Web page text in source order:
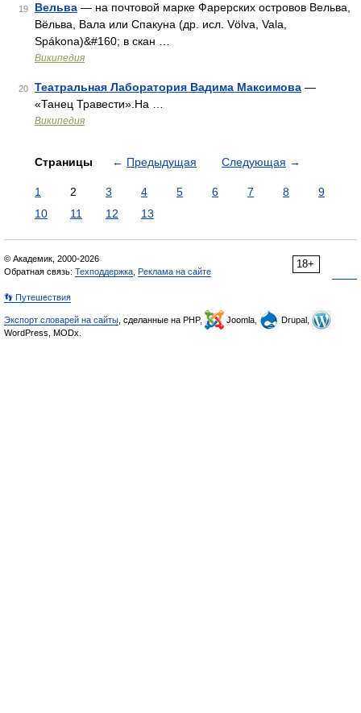
19 Вельва — на почтовой марке Фарерских островов Вельва,
Вёльва, Вала или Спакуна (др. исл. Völva, Vala,
Spákona)&#160; в скан …
Википедия
20 Театральная Лаборатория Вадима Максимова —
«Танец Травести».На …
Википедия
Страницы ← Предыдущая Следующая →
1 2 3 4 5 6 7 8
9
10
11 12 13
18+
© Академик, 2000-2026
Обратная связь: Техподдержка Реклама на сайте
👣 Путешествия
Экспорт словарей на сайты , сделанные на PHP, Joomla,
Drupal,
WordPress, MODx.